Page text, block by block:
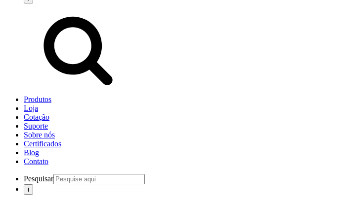
Produtos
Loja
Cotação
Suporte
Sobre nós
Certificados
Blog
Contato
Pesquisar